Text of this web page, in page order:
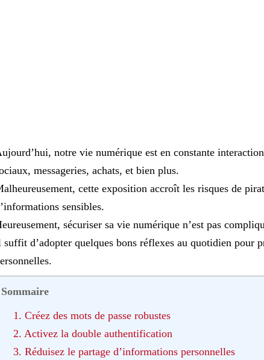
notre vie numérique est en constante
messageries, achats, et bien plus.
cette exposition accroît les risques de
sensibles.
sécuriser sa vie numérique n’est pas
suffit d’adopter quelques bons réflexes au quotidien pour
Sommaire
1. Créez des mots de passe robustes
2. Activez la double authentification
3. Réduisez le partage d’informations personnelles